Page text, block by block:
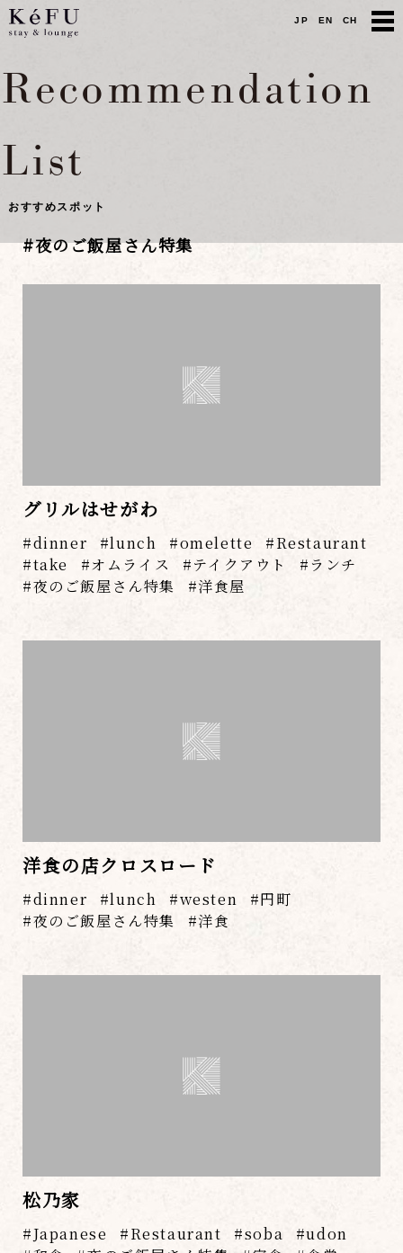
JP EN CH
Recommendation
List
おすすめスポット
#夜のご飯屋さん特集
グリルはせがわ
dinner lunch omelette
Restaurant
take
オムライス テイクアウト
ランチ
夜のご飯屋さん特集
洋食屋
洋食の店クロスロード
dinner lunch westen
円町
夜のご飯屋さん特集
洋食
松乃家
Japanese Restaurant soba
udon